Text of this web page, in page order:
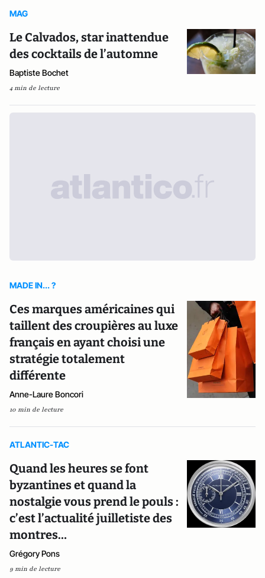
MAG
Le Calvados, star inattendue
des cocktails de l’automne
Baptiste Bochet
4 min de lecture
MADE IN... ?
Ces marques américaines qui
taillent des croupières au luxe
français en ayant choisi une
stratégie totalement
différente
Anne-Laure Boncori
10 min de lecture
ATLANTIC-TAC
Quand les heures se font
byzantines et quand la
nostalgie vous prend le pouls :
c’est l’actualité juilletiste des
montres…
Grégory Pons
9 min de lecture